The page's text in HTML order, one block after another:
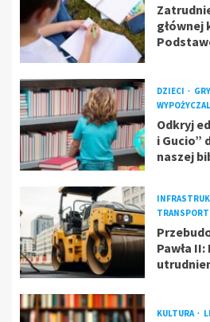
głównej
DZIECI
Odkryj
i Gucio”
naszej
TRANSPORT
Pawła
KULTURA